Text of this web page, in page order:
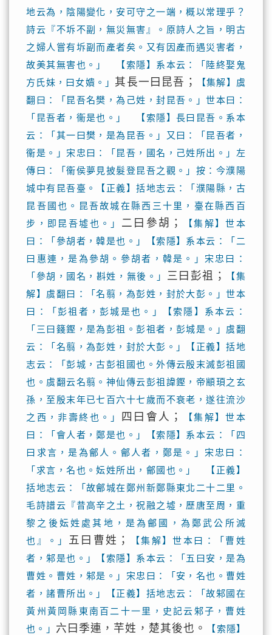
地云為，陰陽變化，安可守之一端，概以常理乎？
詩云『不坼不副，無災無害』。原詩人之旨，明古
之婦人嘗有坼副而產者矣。又有因產而遇災害者，
故美其無害也。」 【索隱】系本云：「陸終娶鬼
方氏妹，曰女嬇。」 其長一曰昆吾；
【集解】虞
翻曰：「昆吾名樊，為己姓，封昆吾。」世本曰：
「昆吾者，衞是也。」 【索隱】長曰昆吾。系本
云：「其一曰樊，是為昆吾。」又曰：「昆吾者，
衞是。」宋忠曰：「昆吾，國名，己姓所出。」左
傳曰：「衞侯夢見披髮登昆吾之觀。」按：今濮陽
城中有昆吾臺。【正義】括地志云：「濮陽縣，古
昆吾國也。昆吾故城在縣西三十里，臺在縣西百
步，即昆吾墟也。」 二曰參胡；
【集解】世本
曰：「參胡者，韓是也。」【索隱】系本云：「二
曰惠連，是為參胡。參胡者，韓是。」宋忠曰：
「參胡，國名，斟姓，無後。」 三曰彭祖；
【集
解】虞翻曰：「名翦，為彭姓，封於大彭。」世本
曰：「彭祖者，彭城是也。」【索隱】系本云：
「三曰籛鏗，是為彭祖。彭祖者，彭城是。」虞翻
云：「名翦，為彭姓，封於大彭。」【正義】括地
志云：「彭城，古彭祖國也。外傳云殷末滅彭祖國
也。虞翻云名翦。神仙傳云彭祖諱鏗，帝顓頊之玄
孫，至殷末年已七百六十七歲而不衰老，遂往流沙
之西，非壽終也。」
四曰會人；
【集解】世本
曰：「會人者，鄭是也。」【索隱】系本云：「四
曰求言，是為鄶人。鄶人者，鄭是。」宋忠曰：
「求言，名也。妘姓所出，鄶國也。」 【正義】
括地志云：「故鄶城在鄭州新鄭縣東北二十二里。
毛詩譜云『昔高辛之土，祝融之墟，歷唐至周，重
黎之後妘姓處其地，是為鄶國，為鄭武公所滅
也』。」 五曰曹姓；
【集解】世本曰：「曹姓
者，邾是也。」【索隱】系本云：「五曰安，是為
曹姓。曹姓，邾是。」宋忠曰：「安，名也。曹姓
者，諸曹所出。」【正義】括地志云：「故邾國在
黃州黃岡縣東南百二十一里，史記云邾子，曹姓
也。」 六曰季連，芉姓，楚其後也。
【索隱】